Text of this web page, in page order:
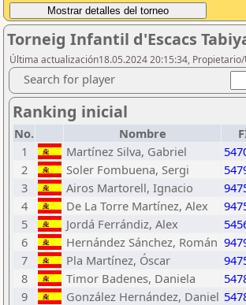
Torneig Infantil d'Escacs
Última actualización18.05.2024 20:15:34,
Search for player
Ranking inicial
No. Nombre
1
Martínez Silva, Gabriel
2
Soler Fombuena, Sergi
3
Airos Martorell, Ignacio
4
De La Torre Martínez, Alex
5
Jordá Ferrándiz, Alex
6
Hernández Sánchez, Román
7
Pla Martínez, Óscar
8
Timor Badenes, Daniela
9
González Hernández, Daniel